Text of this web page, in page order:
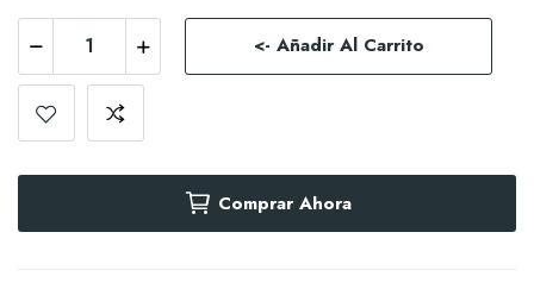
<- Añadir Al Carrito
Comprar Ahora